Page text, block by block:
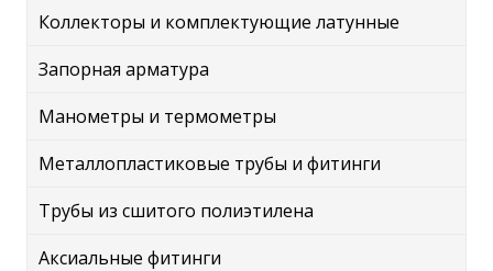
Коллекторы и комплектующие латунные
Запорная арматура
Манометры и термометры
Металлопластиковые трубы и фитинги
Трубы из сшитого полиэтилена
Аксиальные фитинги